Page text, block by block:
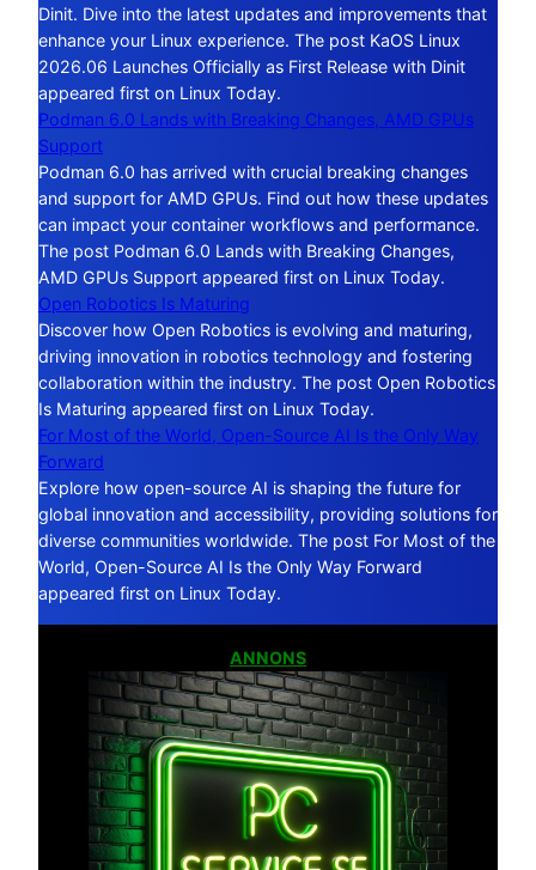
Dinit. Dive into the latest updates and improvements that
enhance your Linux experience. The post KaOS Linux
2026.06 Launches Officially as First Release with Dinit
appeared first on Linux Today.
Podman 6.0 Lands with Breaking Changes, AMD GPUs
Support
Podman 6.0 has arrived with crucial breaking changes
and support for AMD GPUs. Find out how these updates
can impact your container workflows and performance.
The post Podman 6.0 Lands with Breaking Changes,
AMD GPUs Support appeared first on Linux Today.
Open Robotics Is Maturing
Discover how Open Robotics is evolving and maturing,
driving innovation in robotics technology and fostering
collaboration within the industry. The post Open Robotics
Is Maturing appeared first on Linux Today.
For Most of the World, Open-Source AI Is the Only Way
Forward
Explore how open-source AI is shaping the future for
global innovation and accessibility, providing solutions for
diverse communities worldwide. The post For Most of the
World, Open-Source AI Is the Only Way Forward
appeared first on Linux Today.
ANNONS